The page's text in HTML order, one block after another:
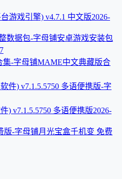
游戏引擎) v4.7.1 中文版2026-
安卓游戏安装包
MAME中文典藏版合
) v7.1.5.5750 多语便携版2026-
月光宝盒千机变 免费